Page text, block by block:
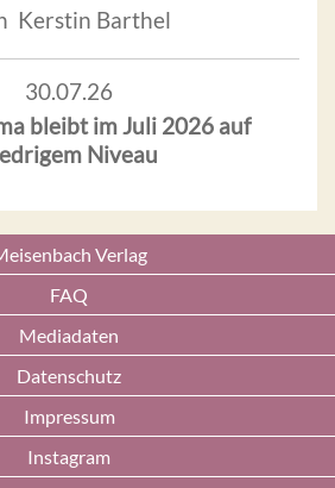
Kerstin Barthel
30.07.26
bleibt im Juli 2026 auf
Niveau
Verlag
FAQ
Mediadaten
Datenschutz
Impressum
Instagram